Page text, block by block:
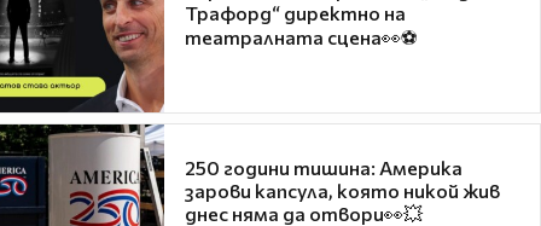
Трафорд“ директно на
театралната сцена👀⚽
250 години тишина: Америка
зарови капсула, която никой жив
днес няма да отвори👀💥